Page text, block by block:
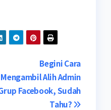
Begini Cara
Mengambil Alih Admin
Facebook, Sudah
Tahu?